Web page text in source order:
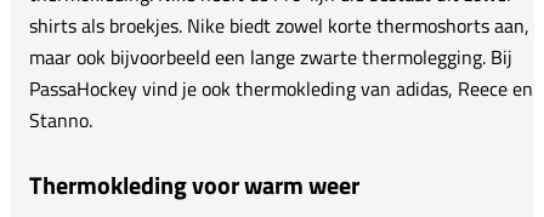
shirts als broekjes. Nike biedt zowel korte thermoshorts aan,
maar ook bijvoorbeeld een lange zwarte thermolegging. Bij
PassaHockey vind je ook thermokleding van adidas, Reece en
Stanno.
Thermokleding voor warm weer